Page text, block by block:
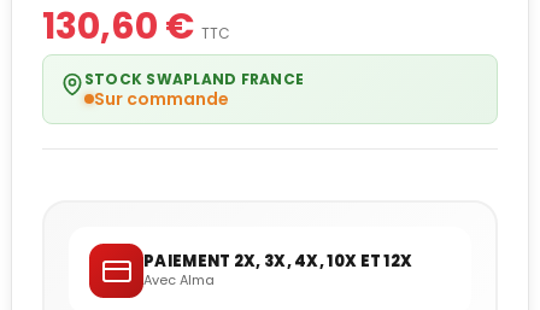
130,60 € TTC
STOCK SWAPLAND FRANCE
Sur commande
PAIEMENT 2X, 3X, 4X, 10X ET 12X
Avec Alma